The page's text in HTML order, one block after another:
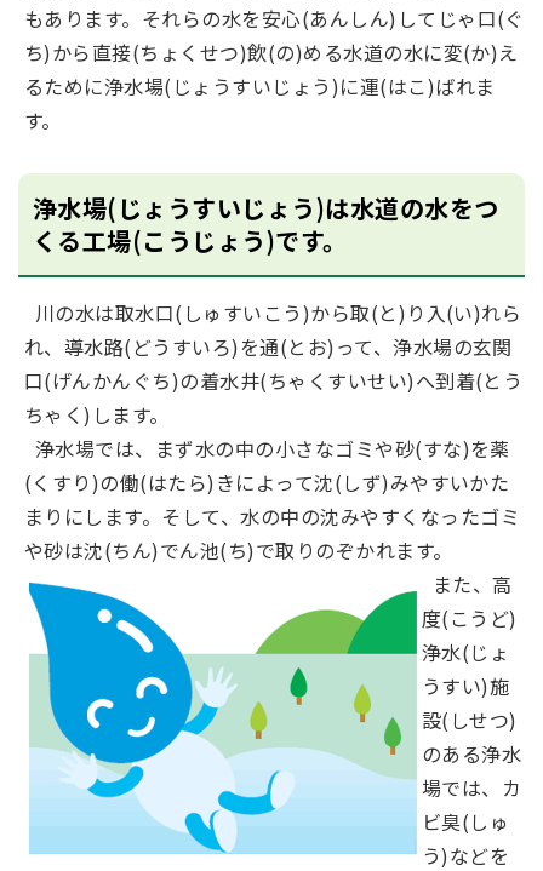
もあります。それらの水を安心(あんしん)してじゃ口(ぐ
ち)から直接(ちょくせつ)飲(の)める水道の水に変(か)え
るために浄水場(じょうすいじょう)に運(はこ)ばれま
す。
浄水場(じょうすいじょう)は水道の水をつ
くる工場(こうじょう)です。
川の水は取水口(しゅすいこう)から取(と)り入(い)れら
れ、導水路(どうすいろ)を通(とお)って、浄水場の玄関
口(げんかんぐち)の着水井(ちゃくすいせい)へ到着(とう
ちゃく)します。
浄水場では、まず水の中の小さなゴミや砂(すな)を薬
(くすり)の働(はたら)きによって沈(しず)みやすいかた
まりにします。そして、水の中の沈みやすくなったゴミ
や砂は沈(ちん)でん池(ち)で取りのぞかれます。
また、高
度(こうど)
浄水(じょ
うすい)施
設(しせつ)
のある浄水
場では、カ
ビ臭(しゅ
う)などを